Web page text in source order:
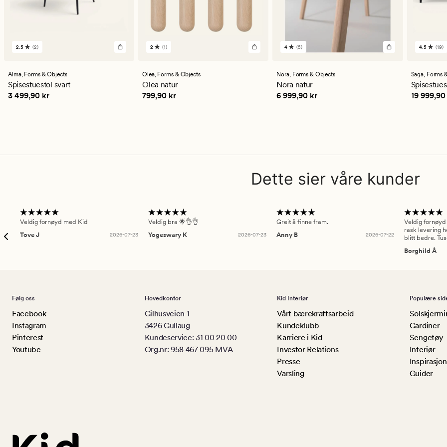
2
en
gjennomsnittlig
vurdering
på
2.5 (2)
Alma, Forms & Objects
Spisestuestol svart
Pris 3 499,90 kr
3 499,90 kr
1
en
gjennomsnittlig
vurdering
på
2 (1)
Olea, Forms & Objects
Olea natur
Pris 799,90 kr
799,90 kr
5
en
gjennomsnittlig
vurdering
på
4 (5)
Nora, Forms & Objects
Nora natur
Pris 6 999,90 kr
6 999,90 kr
19
en
på
4.5 (19)
Saga, Forms
Pris 19
19
Dette sier våre kunder
Veldig fornøyd med Kid
Tove J
2026-07-23
Veldig bra 🌟👌👌
Yogeswary K
2026-07-23
Greit å finne fram.
Anny B
2026-07-22
Veldig
rask levering
blitt bedre.
Borghild Å
Følg oss
Facebook
Instagram
Pinterest
Youtube
Hovedkontor
Gilhusveien 1
3426 Gullaug
Kundeservice: 31 00 20 00
Org.nr: 958 467 095 MVA
Kid Interiør
Vårt bærekraftsarbeid
Kundeklubb
Karriere i Kid
Investor Relations
Presse
Varsling
Populære
Gardiner
Sengetøy
Interiør
Inspirasjon
Guider